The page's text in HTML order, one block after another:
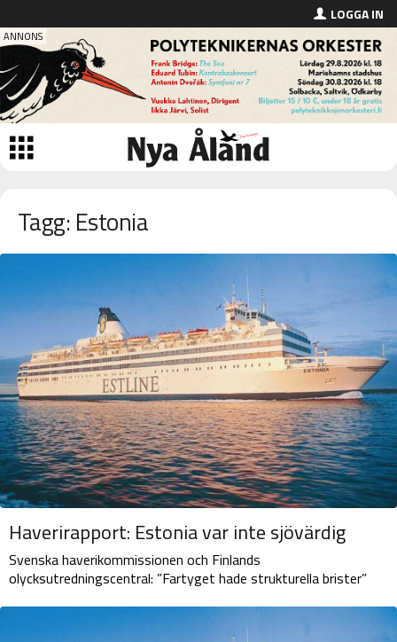
LOGGA IN
Tagg: Estonia
Haverirapport: Estonia var inte sjövärdig
Svenska haverikommissionen och Finlands
olycksutredningscentral: ”Fartyget hade strukturella brister”